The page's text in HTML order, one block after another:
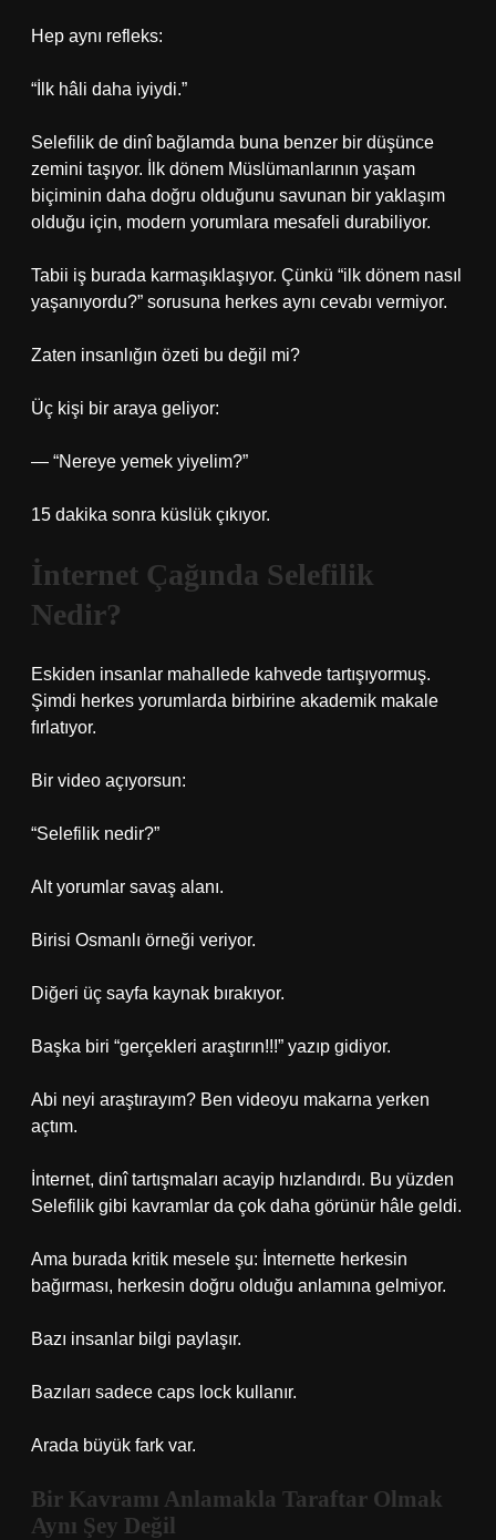
Hep aynı refleks:
“İlk hâli daha iyiydi.”
Selefilik de dinî bağlamda buna benzer bir düşünce
zemini taşıyor. İlk dönem Müslümanlarının yaşam
biçiminin daha doğru olduğunu savunan bir yaklaşım
olduğu için, modern yorumlara mesafeli durabiliyor.
Tabii iş burada karmaşıklaşıyor. Çünkü “ilk dönem nasıl
yaşanıyordu?” sorusuna herkes aynı cevabı vermiyor.
Zaten insanlığın özeti bu değil mi?
Üç kişi bir araya geliyor:
— “Nereye yemek yiyelim?”
15 dakika sonra küslük çıkıyor.
İnternet Çağında Selefilik
Nedir?
Eskiden insanlar mahallede kahvede tartışıyormuş.
Şimdi herkes yorumlarda birbirine akademik makale
fırlatıyor.
Bir video açıyorsun:
“Selefilik nedir?”
Alt yorumlar savaş alanı.
Birisi Osmanlı örneği veriyor.
Diğeri üç sayfa kaynak bırakıyor.
Başka biri “gerçekleri araştırın!!!” yazıp gidiyor.
Abi neyi araştırayım? Ben videoyu makarna yerken
açtım.
İnternet, dinî tartışmaları acayip hızlandırdı. Bu yüzden
Selefilik gibi kavramlar da çok daha görünür hâle geldi.
Ama burada kritik mesele şu: İnternette herkesin
bağırması, herkesin doğru olduğu anlamına gelmiyor.
Bazı insanlar bilgi paylaşır.
Bazıları sadece caps lock kullanır.
Arada büyük fark var.
Bir Kavramı Anlamakla Taraftar Olmak
Aynı Şey Değil